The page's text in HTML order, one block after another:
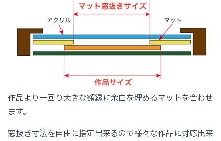
作品より一回り大きな額縁に余白を埋めるマットを合わせ
ます。
窓抜き寸法を自由に指定出来るので様々な作品に対応出来